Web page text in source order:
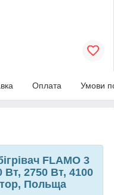
Оплата Умови
FLAMO 3
Вт, 2750 Вт, 4100
Польща